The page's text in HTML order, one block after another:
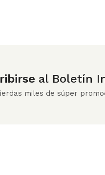
al Boletín
miles de súper